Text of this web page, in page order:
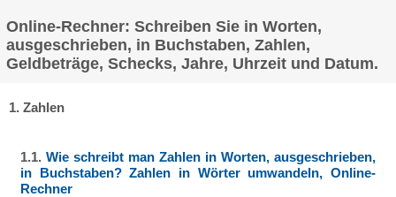
Online-Rechner: Schreiben Sie in Worten,
ausgeschrieben, in Buchstaben, Zahlen,
Geldbeträge, Schecks, Jahre, Uhrzeit und Datum.
1. Zahlen
1.1.Wie schreibt man Zahlen in Worten, ausgeschrieben,
in Buchstaben? Zahlen in Wörter umwandeln, Online-
Rechner